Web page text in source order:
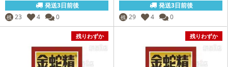
発送3日前後
残 23 4 0
発送3日前後
残 29 4 0
残りわずか 残りわずか